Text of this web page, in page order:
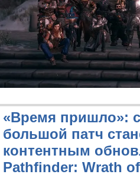
«Время пришло»:
большой патч
контентным
Pathfinder: Wrath